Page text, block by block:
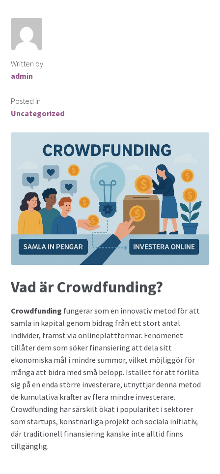
Written by
admin
Posted in
Uncategorized
Vad är Crowdfunding?
Crowdfunding fungerar som en innovativ metod för att
samla in kapital genom bidrag från ett stort antal
individer, främst via onlineplattformar. Fenomenet
tillåter dem som söker finansiering att dela sitt
ekonomiska mål i mindre summor, vilket möjliggör för
många att bidra med små belopp. Istället för att förlita
sig på en enda större investerare, utnyttjar denna metod
de kumulativa krafter av flera mindre investerare.
Crowdfunding har särskilt ökat i popularitet i sektorer
som startups, konstnärliga projekt och sociala initiativ,
där traditionell finansiering kanske inte alltid finns
tillgänglig.